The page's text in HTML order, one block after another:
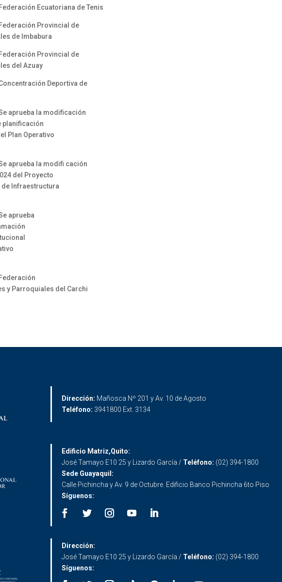
Ecuatoriana de Tenis
Provincial de
de Imbabura
Provincial de
del Azuay
Deportiva de
aprueba la modificación
planificación
Plan Operativo
aprueba la modifi cación
del Proyecto
Infraestructura
aprueba
y Parroquiales del Carchi
Dirección: Mañosca Nº 201 y Av. 10 de Agosto
Teléfono: 3941800 Ext. 3134
Edificio Matriz,Quito:
José Tamayo E10 25 y Lizardo García / Teléfono: (02) 394-1800
Sede Guayaquil:
Calle Pichincha y Av. 9 de Octubre. Edificio Banco Pichincha 6to Piso
Síguenos:
Dirección:
José Tamayo E10 25 y Lizardo García / Teléfono: (02) 394-1800
Síguenos: